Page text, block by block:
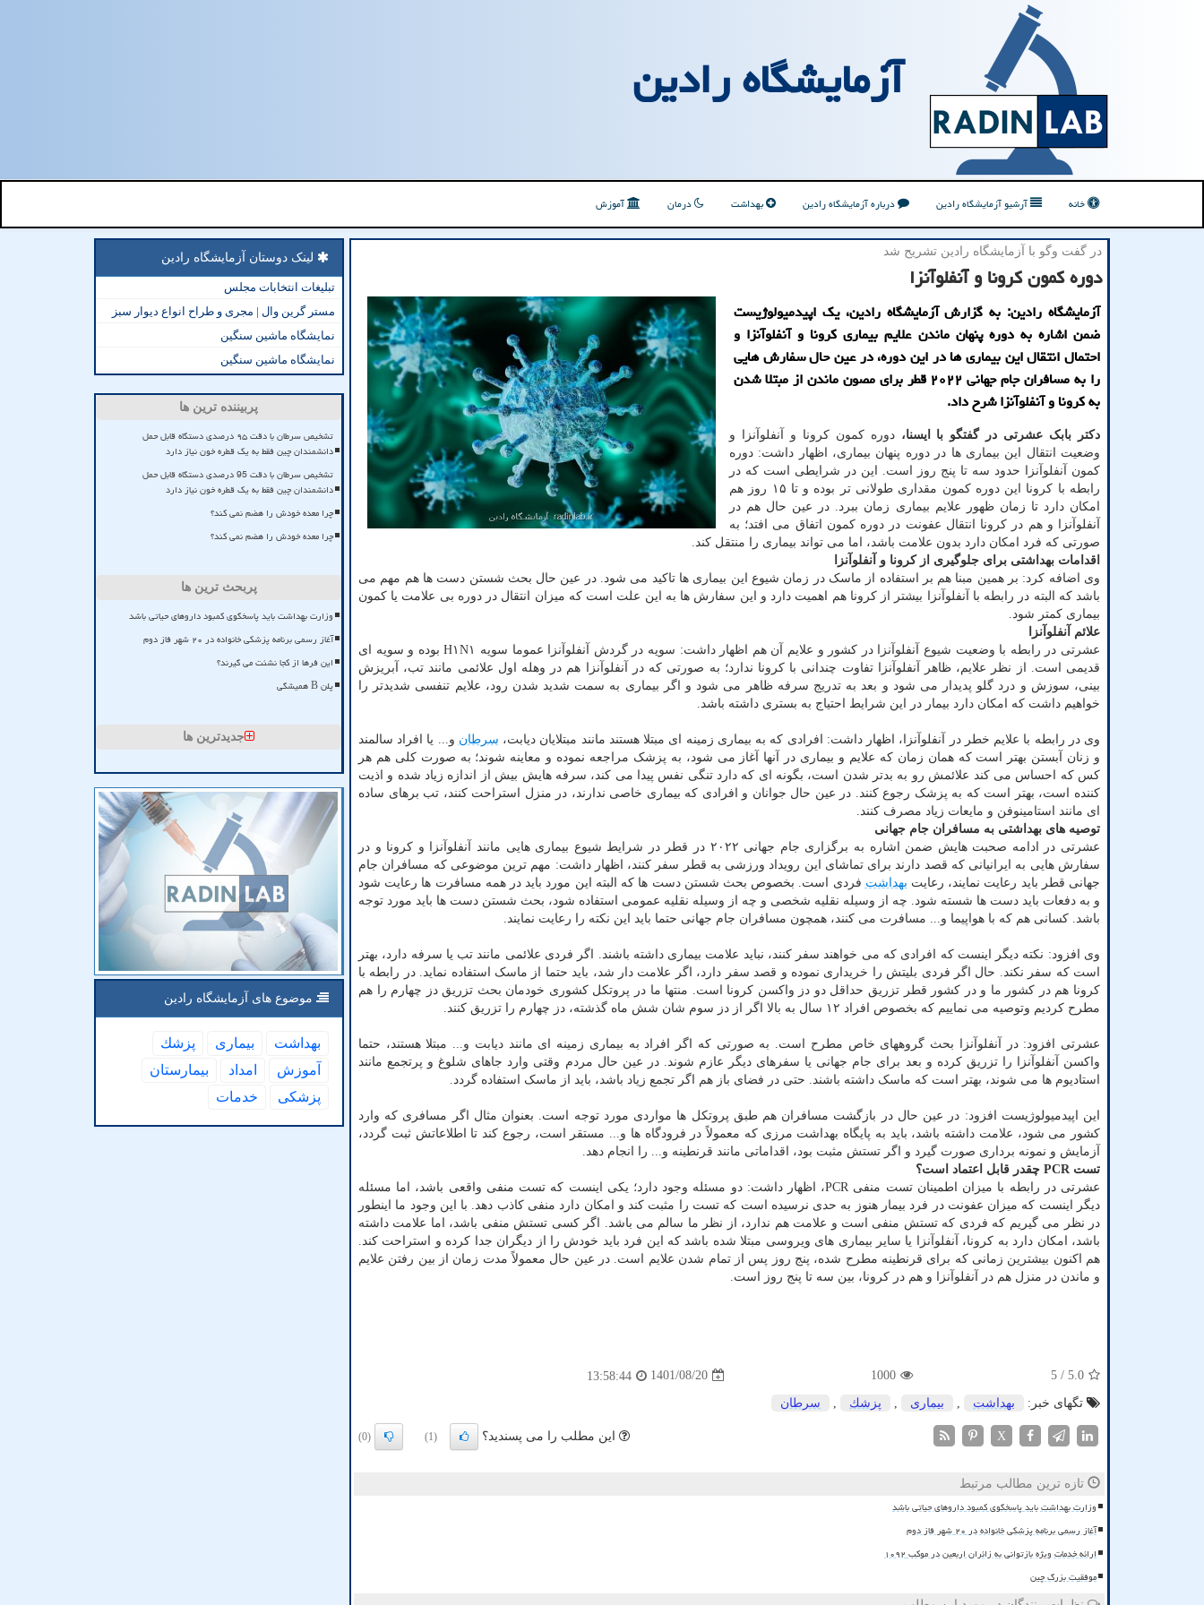
آزمایشگاه رادین
خانه آرشیو آزمایشگاه رادین درباره آزمایشگاه رادین بهداشت درمان آموزش
در گفت وگو با آزمایشگاه رادین تشریح شد
دوره کمون کرونا و آنفلوآنزا
آزمایشگاه رادین: به گزارش آزمایشگاه رادین، یک اپیدمیولوژیست
ضمن اشاره به دوره پنهان ماندن علایم بیماری کرونا و آنفلوآنزا و
احتمال انتقال این بیماری ها در این دوره، در عین حال سفارش هایی
را به مسافران جام جهانی ۲۰۲۲ قطر برای مصون ماندن از مبتلا شدن
به کرونا و آنفلوآنزا شرح داد.
دکتر بابک عشرتی در گفتگو با ایسنا،دوره کمون کرونا و آنفلوآنزا و
وضعیت انتقال این بیماری ها در دوره پنهان بیماری، اظهار داشت: دوره
کمون آنفلوآنزا حدود سه تا پنج روز است. این در شرایطی است که در
رابطه با کرونا این دوره کمون مقداری طولانی تر بوده و تا ۱۵ روز هم
امکان دارد تا زمان ظهور علایم بیماری زمان ببرد. در عین حال هم در
آنفلوآنزا و هم در کرونا انتقال عفونت در دوره کمون اتفاق می افتد؛ به
صورتی که فرد امکان دارد بدون علامت باشد، اما می تواند بیماری را منتقل کند.
اقدامات بهداشتی برای جلوگیری از کرونا و آنفلوآنزا
وی اضافه کرد: بر همین مبنا هم بر استفاده از ماسک در زمان شیوع این بیماری ها تاکید می شود. در عین حال بحث شستن دست ها هم مهم می
باشد که البته در رابطه با آنفلوآنزا بیشتر از کرونا هم اهمیت دارد و این سفارش ها به این علت است که میزان انتقال در دوره بی علامت یا کمون
بیماری کمتر شود.
علائم آنفلوآنزا
عشرتی در رابطه با وضعیت شیوع آنفلوآنزا در کشور و علایم آن هم اظهار داشت: سویه در گردش آنفلوآنزا عموما سویه H۱N۱ بوده و سویه ای
قدیمی است. از نظر علایم، ظاهر آنفلوآنزا تفاوت چندانی با کرونا ندارد؛ به صورتی که در آنفلوآنزا هم در وهله اول علائمی مانند تب، آبریزش
بینی، سوزش و درد گلو پدیدار می شود و بعد به تدریج سرفه ظاهر می شود و اگر بیماری به سمت شدید شدن رود، علایم تنفسی شدیدتر را
خواهیم داشت که امکان دارد بیمار در این شرایط احتیاج به بستری داشته باشد.
وی در رابطه با علایم خطر در آنفلوآنزا، اظهار داشت: افرادی که به بیماری زمینه ای مبتلا هستند مانند مبتلایان دیابت، سرطان و... یا افراد سالمند
و زنان آبستن بهتر است که همان زمان که علایم و بیماری در آنها آغاز می شود، به پزشک مراجعه نموده و معاینه شوند؛ به صورت کلی هم هر
کس که احساس می کند علائمش رو به بدتر شدن است، بگونه ای که دارد تنگی نفس پیدا می کند، سرفه هایش بیش از اندازه زیاد شده و اذیت
کننده است، بهتر است که به پزشک رجوع کنند. در عین حال جوانان و افرادی که بیماری خاصی ندارند، در منزل استراحت کنند، تب برهای ساده
ای مانند استامینوفن و مایعات زیاد مصرف کنند.
توصیه های بهداشتی به مسافران جام جهانی
عشرتی در ادامه صحبت هایش ضمن اشاره به برگزاری جام جهانی ۲۰۲۲ در قطر در شرایط شیوع بیماری هایی مانند آنفلوآنزا و کرونا و در
سفارش هایی به ایرانیانی که قصد دارند برای تماشای این رویداد ورزشی به قطر سفر کنند، اظهار داشت: مهم ترین موضوعی که مسافران جام
جهانی قطر باید رعایت نمایند، رعایت بهداشت فردی است. بخصوص بحث شستن دست ها که البته این مورد باید در همه مسافرت ها رعایت شود
و به دفعات باید دست ها شسته شود. چه از وسیله نقلیه شخصی و چه از وسیله نقلیه عمومی استفاده شود، بحث شستن دست ها باید مورد توجه
باشد. کسانی هم که با هواپیما و... مسافرت می کنند، همچون مسافران جام جهانی حتما باید این نکته را رعایت نمایند.
وی افزود: نکته دیگر اینست که افرادی که می خواهند سفر کنند، نباید علامت بیماری داشته باشند. اگر فردی علائمی مانند تب یا سرفه دارد، بهتر
است که سفر نکند. حال اگر فردی بلیتش را خریداری نموده و قصد سفر دارد، اگر علامت دار شد، باید حتما از ماسک استفاده نماید. در رابطه با
کرونا هم در کشور ما و در کشور قطر تزریق حداقل دو دز واکسن کرونا است. منتها ما در پروتکل کشوری خودمان بحث تزریق دز چهارم را هم
مطرح کردیم وتوصیه می نماییم که بخصوص افراد ۱۲ سال به بالا اگر از دز سوم شان شش ماه گذشته، دز چهارم را تزریق کنند.
عشرتی افزود: در آنفلوآنزا بحث گروههای خاص مطرح است. به صورتی که اگر افراد به بیماری زمینه ای مانند دیابت و... مبتلا هستند، حتما
واکسن آنفلوآنزا را تزریق کرده و بعد برای جام جهانی یا سفرهای دیگر عازم شوند. در عین حال مردم وقتی وارد جاهای شلوغ و پرتجمع مانند
استادیوم ها می شوند، بهتر است که ماسک داشته باشند. حتی در فضای باز هم اگر تجمع زیاد باشد، باید از ماسک استفاده گردد.
این اپیدمیولوژیست افزود: در عین حال در بازگشت مسافران هم طبق پروتکل ها مواردی مورد توجه است. بعنوان مثال اگر مسافری که وارد
کشور می شود، علامت داشته باشد، باید به پایگاه بهداشت مرزی که معمولاً در فرودگاه ها و... مستقر است، رجوع کند تا اطلاعاتش ثبت گردد،
آزمایش و نمونه برداری صورت گیرد و اگر تستش مثبت بود، اقداماتی مانند قرنطینه و... را انجام دهد.
تست PCR چقدر قابل اعتماد است؟
عشرتی در رابطه با میزان اطمینان تست منفی PCR، اظهار داشت: دو مسئله وجود دارد؛ یکی اینست که تست منفی واقعی باشد، اما مسئله
دیگر اینست که میزان عفونت در فرد بیمار هنوز به حدی نرسیده است که تست را مثبت کند و امکان دارد منفی کاذب دهد. با این وجود ما اینطور
در نظر می گیریم که فردی که تستش منفی است و علامت هم ندارد، از نظر ما سالم می باشد. اگر کسی تستش منفی باشد، اما علامت داشته
باشد، امکان دارد به کرونا، آنفلوآنزا یا سایر بیماری های ویروسی مبتلا شده باشد که این فرد باید خودش را از دیگران جدا کرده و استراحت کند.
هم اکنون بیشترین زمانی که برای قرنطینه مطرح شده، پنج روز پس از تمام شدن علایم است. در عین حال معمولاً مدت زمان از بین رفتن علایم
و ماندن در منزل هم در آنفلوآنزا و هم در کرونا، بین سه تا پنج روز است.
5.0
/ 5
1000
1401/08/20
13:58:44
تگهای خبر:
بهداشت بیماری پزشك سرطان
X این مطلب را می پسندید؟ (1)
(0)
تازه ترین مطالب مرتبط
وزارت بهداشت باید پاسخگوی کمبود داروهای حیاتی باشد
آغاز رسمی برنامه پزشکی خانواده در ۲۰ شهر فاز دوم
ارائه خدمات ویژه بازتوانی به زائران اربعین در موکب ۱۰۹۲
موفقیت بزرگ چین
لینک دوستان آزمایشگاه رادین
تبلیغات انتخابات مجلس
مستر گرین وال | مجری و طراح انواع دیوار سبز
نمایشگاه ماشین سنگین
نمایشگاه ماشین سنگین
پربیننده ترین ها
تشخیص سرطان با دقت ۹۵ درصدی دستگاه قابل حمل
دانشمندان چین فقط به یک قطره خون نیاز دارد
تشخیص سرطان با دقت 95 درصدی دستگاه قابل حمل
دانشمندان چین فقط به یک قطره خون نیاز دارد
چرا معده خودش را هضم نمی کند؟
چرا معده خودش را هضم نمی کند؟
پربحث ترین ها
وزارت بهداشت باید پاسخگوی کمبود داروهای حیاتی باشد
آغاز رسمی برنامه پزشکی خانواده در ۲۰ شهر فاز دوم
این فرها از کجا نشئت می گیرند؟
پلن B همیشگی
جدیدترین ها
موضوع های آزمایشگاه رادین
بهداشت بیماری
پزشك
آموزش
امداد
بیمارستان
پزشكی
خدمات